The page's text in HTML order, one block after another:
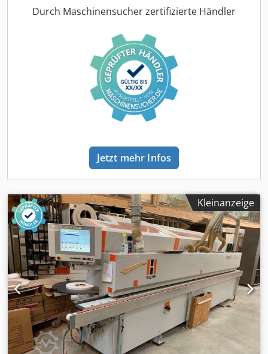
Kantenstärke von der Rolle: 3 mm
Durch Maschinensucher zertifizierte Händler
Jetzt mehr Infos
Kleinanzeige